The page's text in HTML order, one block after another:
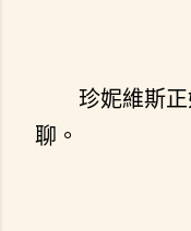
珍妮維斯
聊。